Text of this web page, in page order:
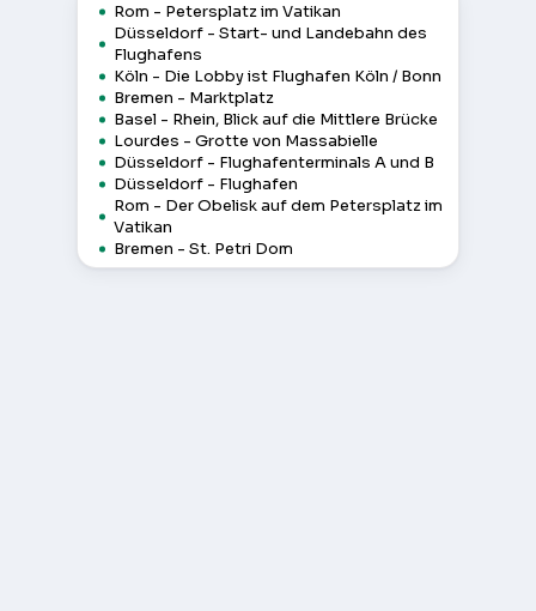
Rom - Petersplatz im Vatikan
Düsseldorf - Start- und Landebahn des
Flughafens
Köln - Die Lobby ist Flughafen Köln / Bonn
Bremen - Marktplatz
Basel - Rhein, Blick auf die Mittlere Brücke
Lourdes - Grotte von Massabielle
Düsseldorf - Flughafenterminals A und B
Düsseldorf - Flughafen
Rom - Der Obelisk auf dem Petersplatz im
Vatikan
Bremen - St. Petri Dom